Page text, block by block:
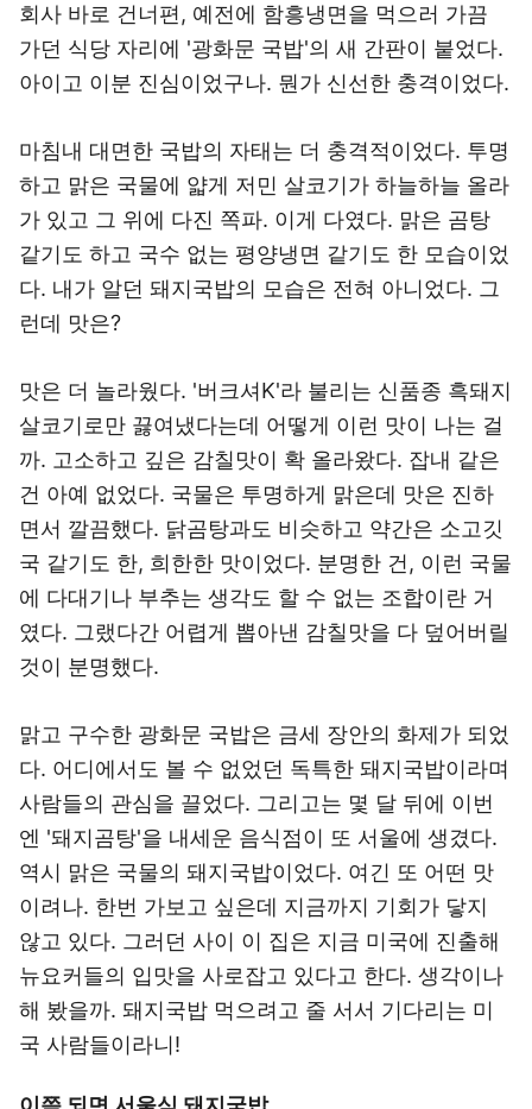
회사 바로 건너편, 예전에 함흥냉면을 먹으러 가끔
가던 식당 자리에 '광화문 국밥'의 새 간판이 붙었다.
아이고 이분 진심이었구나. 뭔가 신선한 충격이었다.
마침내 대면한 국밥의 자태는 더 충격적이었다. 투명
하고 맑은 국물에 얇게 저민 살코기가 하늘하늘 올라
가 있고 그 위에 다진 쪽파. 이게 다였다. 맑은 곰탕
같기도 하고 국수 없는 평양냉면 같기도 한 모습이었
다. 내가 알던 돼지국밥의 모습은 전혀 아니었다. 그
런데 맛은?
맛은 더 놀라웠다. '버크셔K'라 불리는 신품종 흑돼지
살코기로만 끓여냈다는데 어떻게 이런 맛이 나는 걸
까. 고소하고 깊은 감칠맛이 확 올라왔다. 잡내 같은
건 아예 없었다. 국물은 투명하게 맑은데 맛은 진하
면서 깔끔했다. 닭곰탕과도 비슷하고 약간은 소고깃
국 같기도 한, 희한한 맛이었다. 분명한 건, 이런 국물
에 다대기나 부추는 생각도 할 수 없는 조합이란 거
였다. 그랬다간 어렵게 뽑아낸 감칠맛을 다 덮어버릴
것이 분명했다.
맑고 구수한 광화문 국밥은 금세 장안의 화제가 되었
다. 어디에서도 볼 수 없었던 독특한 돼지국밥이라며
사람들의 관심을 끌었다. 그리고는 몇 달 뒤에 이번
엔 '돼지곰탕'을 내세운 음식점이 또 서울에 생겼다.
역시 맑은 국물의 돼지국밥이었다. 여긴 또 어떤 맛
이려나. 한번 가보고 싶은데 지금까지 기회가 닿지
않고 있다. 그러던 사이 이 집은 지금 미국에 진출해
뉴요커들의 입맛을 사로잡고 있다고 한다. 생각이나
해 봤을까. 돼지국밥 먹으려고 줄 서서 기다리는 미
국 사람들이라니!